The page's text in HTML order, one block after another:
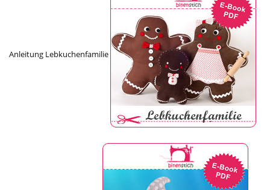
Anleitung Lebkuchenfamilie